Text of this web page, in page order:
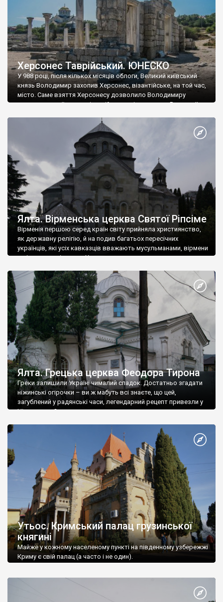
Херсонес Таврійський. ЮНЕСКО
У 988 році, після кількох місяців облоги, Великий київський
князь Володимир захопив Херсонес, візантійське, на той час,
місто. Саме взяття Херсонесу дозволило Володимиру
диктувати свої умови візантійському імператору Василю ІІ, та
Херсонесі Володимир-язичник, став Василем-християнином.
А потім було Хрещення Русі. На честь Херсонесу Таврійського
Ялта. Вірменська церква Святої Ріпсіме
Вірменія першою серед країн світу прийняла християнство,
як державну релігію, й на подив багатьох пересічних
українців, які усіх кавказців вважають мусульманами, вірмени
є відданими вірянами Христа
Ялта. Грецька церква Феодора Тирона
Греки залишили Україні чималий спадок. Достатньо згадати
ніжинські огірочки – ви ж мабуть всі знаєте, що цей,
загублений у радянські часи, легендарний рецепт привезли у
Ніжин греки?
Утьос. Кримський палац грузинської
княгині
Майже у кожному населеному пункті на південному узбережжі
Криму є свій палац (а часто і не один).